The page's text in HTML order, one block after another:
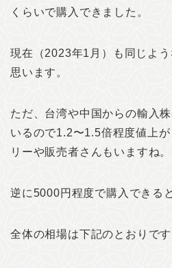
くらいで購入できました。
現在（2023年1月）も同じよ
思います。
ただ、台湾や中国からの輸入
いるので1.2〜1.5倍程度値上
リーや販売者さんもいますね。
逆に5000円程度で購入できる
全体の相場は下記のとおりです